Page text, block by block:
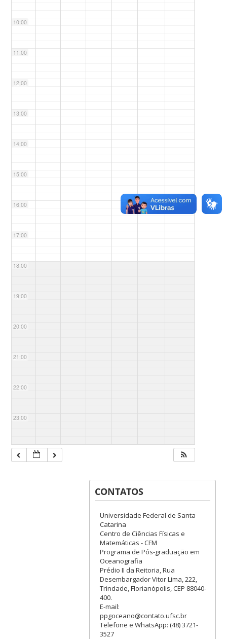
10:00
11:00
12:00
13:00
14:00
15:00
16:00
17:00
18:00
19:00
20:00
21:00
22:00
23:00
CONTATOS
Universidade Federal de Santa
Catarina
Centro de Ciências Físicas e
Matemáticas - CFM
Programa de Pós-graduação em
Oceanografia
Prédio II da Reitoria, Rua
Desembargador Vitor Lima, 222,
Trindade, Florianópolis, CEP 88040-
400.
E-mail:
ppgoceano@contato.ufsc.br
Telefone e WhatsApp: (48) 3721-
3527